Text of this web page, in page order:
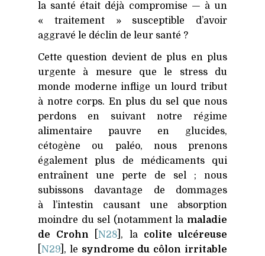
la santé était déjà compromise — à un
« traitement » susceptible d’avoir
aggravé le déclin de leur santé ?
Cette question devient de plus en plus
urgente à mesure que le stress du
monde moderne inflige un lourd tribut
à notre corps. En plus du sel que nous
perdons en suivant notre régime
alimentaire pauvre en glucides,
cétogène ou paléo, nous prenons
également plus de médicaments qui
entraînent une perte de sel ; nous
subissons davantage de dommages
à l’intestin causant une absorption
moindre du sel (notamment la maladie
de Crohn [N28 ], la colite ulcéreuse
N29 ], le syndrome du côlon irritable